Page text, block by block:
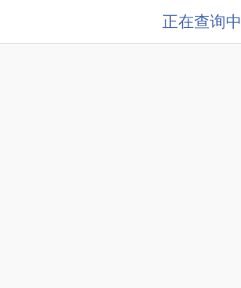
正在查询中